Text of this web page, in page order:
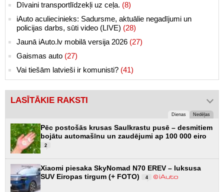
Dīvaini transportlīdzekļi uz ceļa. (8)
iAuto aculiecinieks: Sadursme, aktuālie negadījumi un
policijas darbs, sūti video (LIVE) (28)
Jaunā iAuto.lv mobilā versija 2026 (27)
Gaismas auto (27)
Vai tiešām latvieši ir komunisti? (41)
LASĪTĀKIE RAKSTI
Dienas Nedēļas
Pēc postošās krusas Saulkrastu pusē – desmitiem
bojātu automašīnu un zaudējumi ap 100 000 eiro
2
Xiaomi piesaka SkyNomad N70 EREV – luksusa
SUV Eiropas tirgum (+ FOTO)
4